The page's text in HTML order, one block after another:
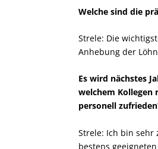
Welche sind die
Strele: Die
Anhebung der
Es wird nächstes
welchem Kollegen
personell
Strele: Ich bin sehr
bestens